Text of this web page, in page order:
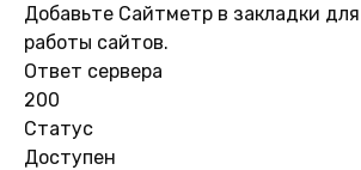
Добавьте Сайтметр в закладки
работы сайтов.
Ответ сервера
200
Статус
Доступен